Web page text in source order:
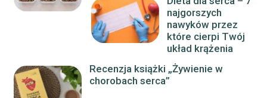
najgorszych
nawyków przez
które cierpi Twój
układ krążenia
Recenzja książki „Żywienie w
chorobach serca”